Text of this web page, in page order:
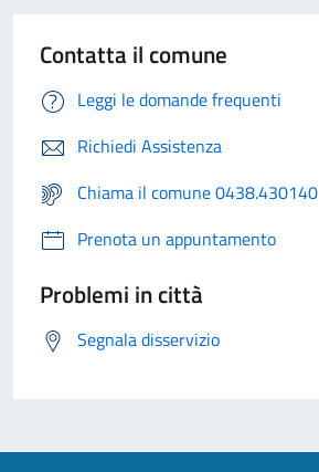
Contatta il comune
Leggi le domande frequenti
Richiedi Assistenza
Chiama il comune 0438.430140
Prenota un appuntamento
Problemi in città
Segnala disservizio